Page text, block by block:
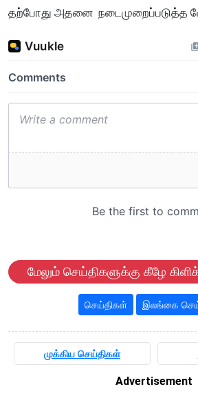
தற்போது அதனை நடைமுறைப்படுத்த
மேலும் செய்திகளுக்கு கீழே
செய்திகள் இலங்கை
முக்கிய செய்திகள்
Advertisement